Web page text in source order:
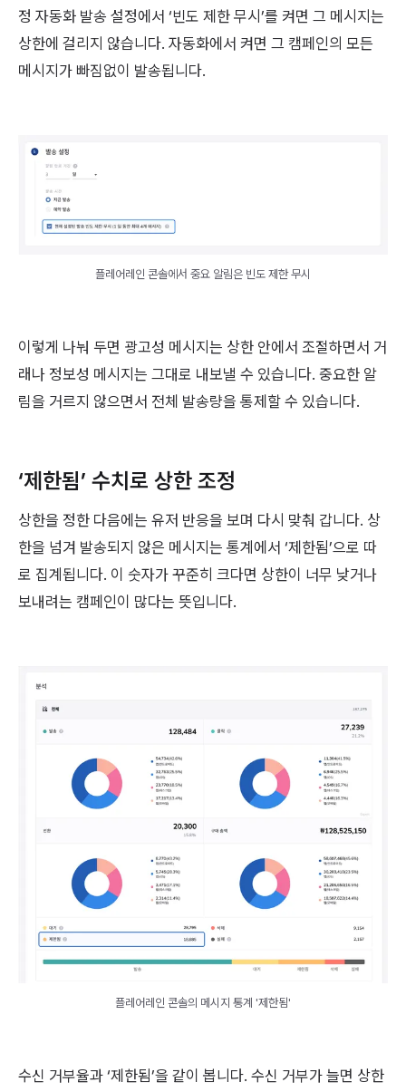
정 자동화 발송 설정에서 ‘빈도 제한 무시’를 켜면 그 메시지는
상한에 걸리지 않습니다. 자동화에서 켜면 그 캠페인의 모든
메시지가 빠짐없이 발송됩니다.
플레어레인 콘솔에서 중요 알림은 빈도 제한 무시
이렇게 나눠 두면 광고성 메시지는 상한 안에서 조절하면서 거
래나 정보성 메시지는 그대로 내보낼 수 있습니다. 중요한 알
림을 거르지 않으면서 전체 발송량을 통제할 수 있습니다.
‘제한됨’ 수치로 상한 조정
상한을 정한 다음에는 유저 반응을 보며 다시 맞춰 갑니다. 상
한을 넘겨 발송되지 않은 메시지는 통계에서 ‘제한됨’으로 따
로 집계됩니다. 이 숫자가 꾸준히 크다면 상한이 너무 낮거나
보내려는 캠페인이 많다는 뜻입니다.
플레어레인 콘솔의 메시지 통계 '제한됨'
수신 거부율과 ‘제한됨’을 같이 봅니다. 수신 거부가 늘면 상한